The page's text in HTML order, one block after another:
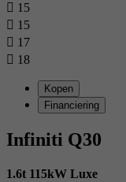
15
15
17
18
Kopen
Financiering
Infiniti Q30
1.6t 115kW Luxe